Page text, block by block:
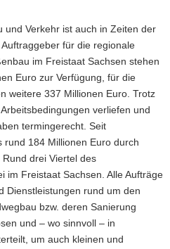
und Verkehr ist auch in Zeiten der
für die regionale
im Freistaat Sachsen stehen
Euro zur Verfügung, für die
weitere 337 Millionen Euro. Trotz
verliefen und
termingerecht. Seit
184 Millionen Euro durch
drei Viertel des
im Freistaat Sachsen. Alle Aufträge
Dienstleistungen rund um den
bzw. deren Sanierung
und – wo sinnvoll – in
um auch kleinen und